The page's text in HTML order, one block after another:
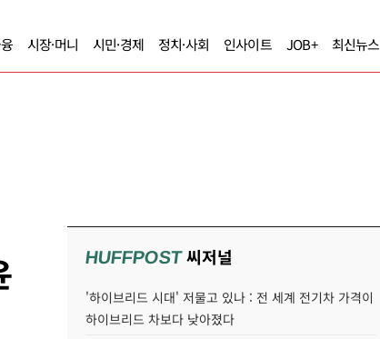
시장·머니 시민·경제 정치·사회 인사이트 JOB+ 최신뉴스
HUFFPOST씨저널
'하이브리드 시대' 저물고 있나 : 전 세계 전기차 가격이
하이브리드 차보다 낮아졌다